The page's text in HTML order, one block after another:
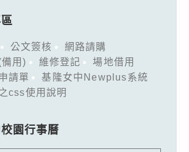
公文簽核
網路請購
用)
維修登記
場地借用
請單
基隆女中Newplus系統
css使用說明
園行事曆